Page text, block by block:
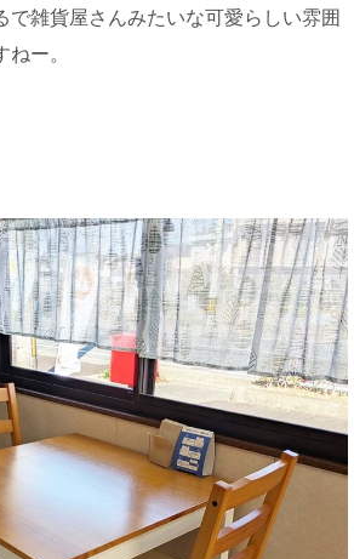
で雑貨屋さんみたいな可愛らしい雰囲
ー。